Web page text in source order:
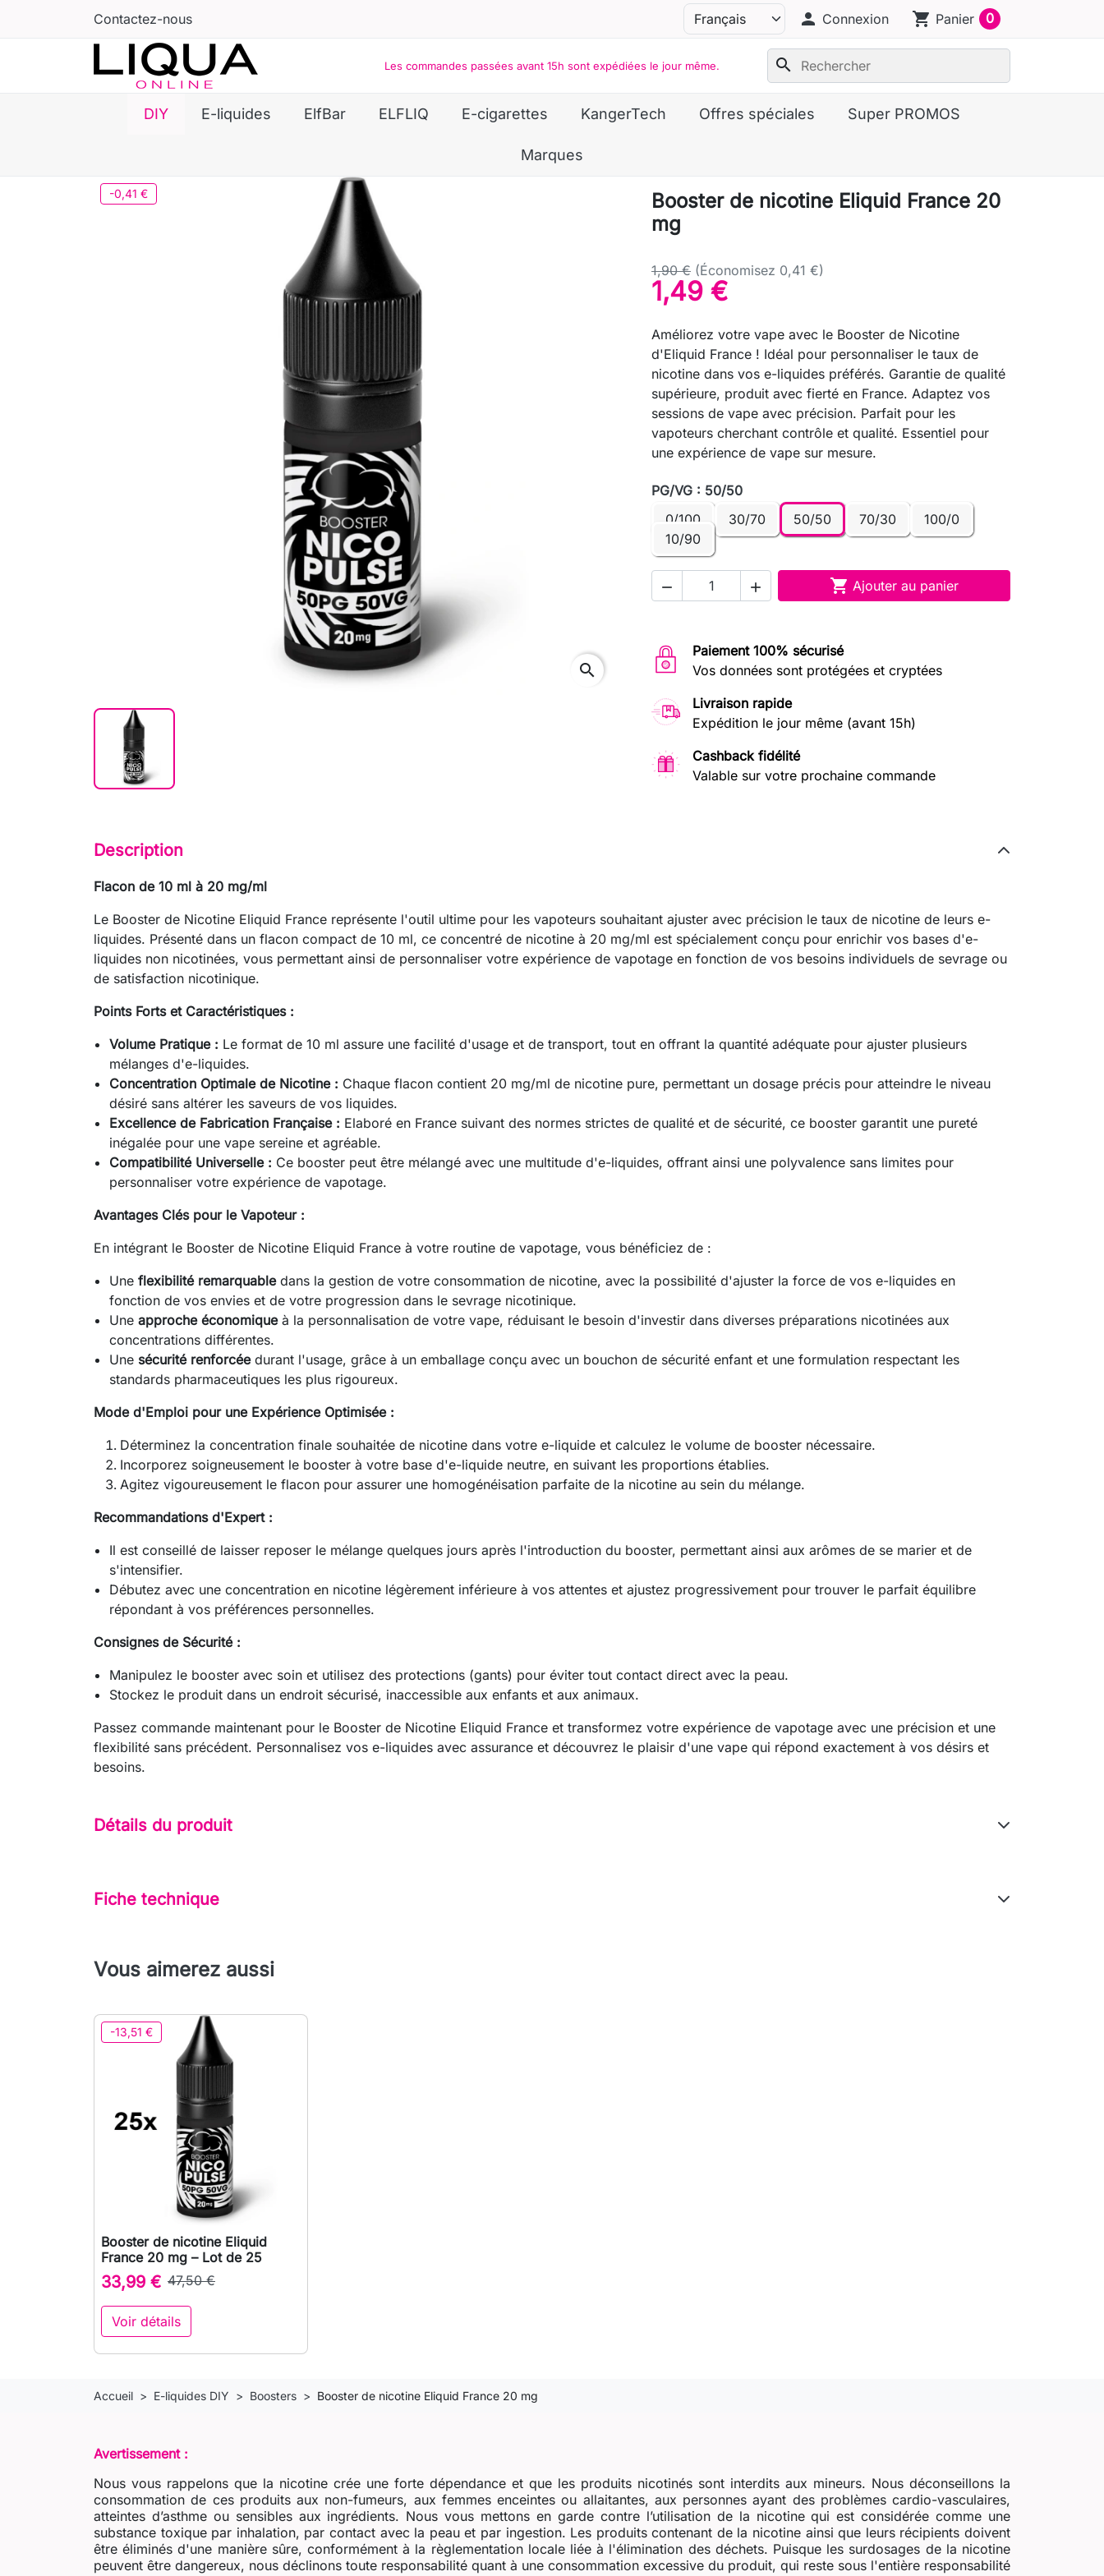
Contactez-nous person Connexion shopping_cart Panier 0
Les commandes passées avant 15h sont expédiées le jour même. search
DIY E-liquides ElfBar ELFLIQ E-cigarettes KangerTech Offres spéciales Super PROMOS
Marques
-0,41 €
search
Booster de nicotine Eliquid France 20
mg
1,90 € (Économisez 0,41 €)
1,49 €
Améliorez votre vape avec le Booster de Nicotine
d'Eliquid France ! Idéal pour personnaliser le taux de
nicotine dans vos e-liquides préférés. Garantie de qualité
supérieure, produit avec fierté en France. Adaptez vos
sessions de vape avec précision. Parfait pour les
vapoteurs cherchant contrôle et qualité. Essentiel pour
une expérience de vape sur mesure.
PG/VG : 50/50
0/100
30/70 50/50 70/30
100/0
10/90
   Ajouter au panier
Paiement 100% sécurisé
Vos données sont protégées et cryptées
Livraison rapide
Expédition le jour même (avant 15h)
Cashback fidélité
Valable sur votre prochaine commande
Description
Flacon de 10 ml à 20 mg/ml
Le Booster de Nicotine Eliquid France représente l'outil ultime pour les vapoteurs souhaitant ajuster avec précision le taux de nicotine de leurs e-
liquides. Présenté dans un flacon compact de 10 ml, ce concentré de nicotine à 20 mg/ml est spécialement conçu pour enrichir vos bases d'e-
liquides non nicotinées, vous permettant ainsi de personnaliser votre expérience de vapotage en fonction de vos besoins individuels de sevrage ou
de satisfaction nicotinique.
Points Forts et Caractéristiques :
Volume Pratique : Le format de 10 ml assure une facilité d'usage et de transport, tout en offrant la quantité adéquate pour ajuster plusieurs
mélanges d'e-liquides.
Concentration Optimale de Nicotine : Chaque flacon contient 20 mg/ml de nicotine pure, permettant un dosage précis pour atteindre le niveau
désiré sans altérer les saveurs de vos liquides.
Excellence de Fabrication Française : Elaboré en France suivant des normes strictes de qualité et de sécurité, ce booster garantit une pureté
inégalée pour une vape sereine et agréable.
Compatibilité Universelle : Ce booster peut être mélangé avec une multitude d'e-liquides, offrant ainsi une polyvalence sans limites pour
personnaliser votre expérience de vapotage.
Avantages Clés pour le Vapoteur :
En intégrant le Booster de Nicotine Eliquid France à votre routine de vapotage, vous bénéficiez de :
Uneflexibilité remarquabledans la gestion de votre consommation de nicotine, avec la possibilité d'ajuster la force de vos e-liquides en
fonction de vos envies et de votre progression dans le sevrage nicotinique.
Uneapproche économiqueà la personnalisation de votre vape, réduisant le besoin d'investir dans diverses préparations nicotinées aux
concentrations différentes.
Une sécurité renforcéedurant l'usage, grâce à un emballage conçu avec un bouchon de sécurité enfant et une formulation respectant les
standards pharmaceutiques les plus rigoureux.
Mode d'Emploi pour une Expérience Optimisée :
Déterminez la concentration finale souhaitée de nicotine dans votre e-liquide et calculez le volume de booster nécessaire.
Incorporez soigneusement le booster à votre base d'e-liquide neutre, en suivant les proportions établies.
Agitez vigoureusement le flacon pour assurer une homogénéisation parfaite de la nicotine au sein du mélange.
Recommandations d'Expert :
Il est conseillé de laisser reposer le mélange quelques jours après l'introduction du booster, permettant ainsi aux arômes de se marier et de
s'intensifier.
Débutez avec une concentration en nicotine légèrement inférieure à vos attentes et ajustez progressivement pour trouver le parfait équilibre
répondant à vos préférences personnelles.
Consignes de Sécurité :
Manipulez le booster avec soin et utilisez des protections (gants) pour éviter tout contact direct avec la peau.
Stockez le produit dans un endroit sécurisé, inaccessible aux enfants et aux animaux.
Passez commande maintenant pour le Booster de Nicotine Eliquid France et transformez votre expérience de vapotage avec une précision et une
flexibilité sans précédent. Personnalisez vos e-liquides avec assurance et découvrez le plaisir d'une vape qui répond exactement à vos désirs et
besoins.
Détails du produit
Fiche technique
Vous aimerez aussi
-13,51 €
 Aperçu rapide
Booster de nicotine Eliquid
France 20 mg – Lot de 25
33,99 € 47,50 €
Voir détails
Accueil E-liquides DIY Boosters Booster de nicotine Eliquid France 20 mg
Avertissement :
Nous vous rappelons que la nicotine crée une forte dépendance et que les produits nicotinés sont interdits aux mineurs. Nous déconseillons la
consommation de ces produits aux non-fumeurs, aux femmes enceintes ou allaitantes, aux personnes ayant des problèmes cardio-vasculaires,
atteintes d’asthme ou sensibles aux ingrédients. Nous vous mettons en garde contre l’utilisation de la nicotine qui est considérée comme une
substance toxique par inhalation, par contact avec la peau et par ingestion. Les produits contenant de la nicotine ainsi que leurs récipients doivent
être éliminés d'une manière sûre, conformément à la règlementation locale liée à l'élimination des déchets. Puisque les surdosages de la nicotine
peuvent être dangereux, nous déclinons toute responsabilité quant à une consommation excessive du produit, qui reste sous l'entière responsabilité